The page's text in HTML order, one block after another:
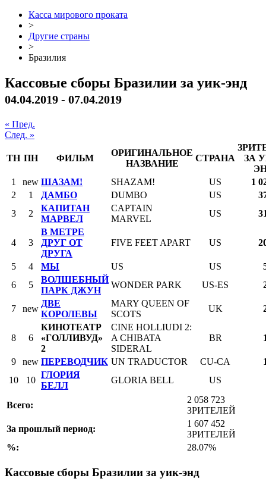
Касса мирового проката
>
Другие страны
>
Бразилия
Кассовые сборы Бразилии за уик-энд
04.04.2019 - 07.04.2019
« Пред.
След. »
ТН ПН ФИЛЬМ
ОРИГИНАЛЬНОЕ
НАЗВАНИЕ
СТРАНА
ЗА
1
new ШАЗАМ! SHAZAM! US
1
2
1 ДАМБО DUMBO US
3
2
КАПИТАН
МАРВЕЛ
CAPTAIN
MARVEL
US
4 3
В МЕТРЕ
ДРУГ ОТ
ДРУГА
FIVE FEET APART US
5 4 МЫ US US
6
5
ВОЛШЕБНЫЙ
ПАРК ДЖУН
WONDER PARK US-ES
7 new
ДВЕ
КОРОЛЕВЫ
MARY QUEEN OF
SCOTS
UK
8 6
КИНОТЕАТР
«ГОЛЛИВУД»
2
CINE HOLLIUDI 2:
A CHIBATA
SIDERAL
BR
9 new ПЕРЕВОДЧИК UN TRADUCTOR CU-CA
10
10
ГЛОРИЯ
БЕЛЛ
GLORIA BELL US
Всего:
2 058 723
ЗРИТЕЛЕЙ
За прошлый период:
1 607 452
ЗРИТЕЛЕЙ
%:
28.07%
Кассовые сборы Бразилии за уик-энд